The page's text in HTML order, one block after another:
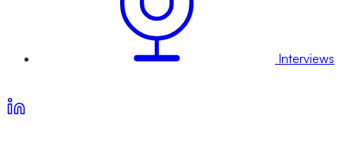
Interviews